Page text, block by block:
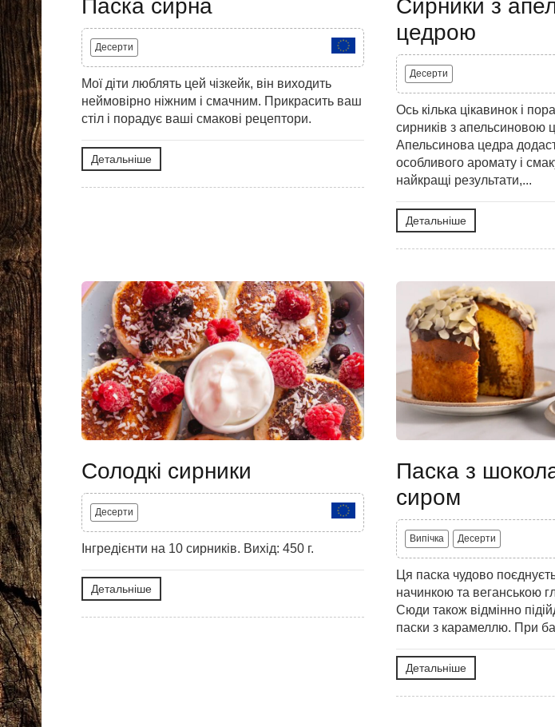
Паска сирна
Десерти
Мої діти люблять цей чізкейк, він виходить
неймовірно ніжним і смачним. Прикрасить ваш
стіл і порадує ваші смакові рецептори.
Детальніше
Сирники з
цедрою
Десерти
Ось кілька цікавинок і
сирників з апельсиновою
Апельсинова цедра
особливого аромату і
найкращі результати,...
Детальніше
Солодкі сирники
Десерти
Інгредієнти на 10 сирників. Вихід: 450 г.
Детальніше
Паска з
сиром
Випічка Десерти
Ця паска чудово
начинкою та веганською
Сюди також відмінно
паски з карамеллю. При
Детальніше